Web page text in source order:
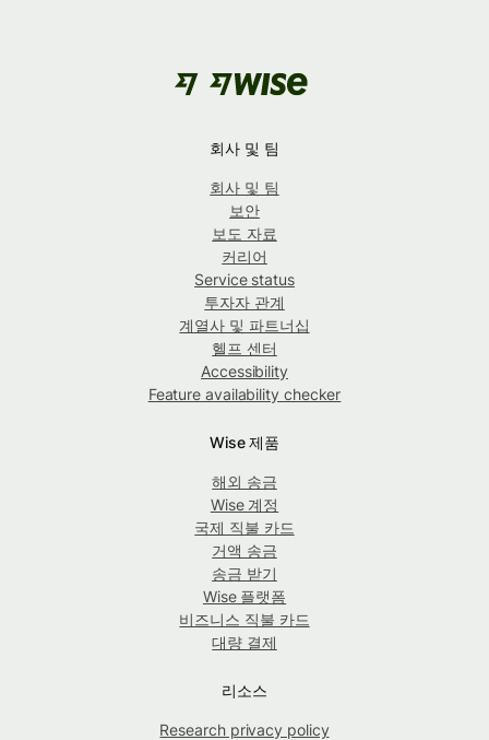
회사 및 팀
회사 및 팀
보안
보도 자료
커리어
Service status
투자자 관계
계열사 및 파트너십
헬프 센터
Accessibility
Feature availability checker
Wise 제품
해외 송금
Wise 계정
국제 직불 카드
거액 송금
송금 받기
Wise 플랫폼
비즈니스 직불 카드
대량 결제
리소스
Research privacy policy